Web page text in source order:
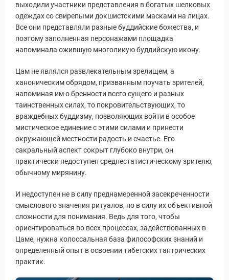
выходили участники представления в богатых шелковых
одеждах со свирепыми докшистскими масками на лицах.
Все они представляли разные буддийские божества, и
поэтому заполненная персонажами площадка
напоминала ожившую многоликую буддийскую икону.
Цам не являлся развлекательным зрелищем, а
каноническим обрядом, призванным поучать зрителей,
напоминая им о бренности всего сущего и разных
таинственных силах, то покровительствующих, то
враждебных буддизму, позволяющих войти в особое
мистическое единение с этими силами и принести
окружающей местности радость и счастье. Его
сакральный аспект сокрыт глубоко внутри, он
практически недоступен среднестатистическому зрителю,
обычному мирянину.
И недоступен не в силу преднамеренной засекреченности
смыслового значения ритуалов, но в силу их объективной
сложности для понимания. Ведь для того, чтобы
ориентироваться во всех процессах, задействованных в
Цаме, нужна колоссальная база философских знаний и
определенный опыт в освоении тибетских тантрических
практик.